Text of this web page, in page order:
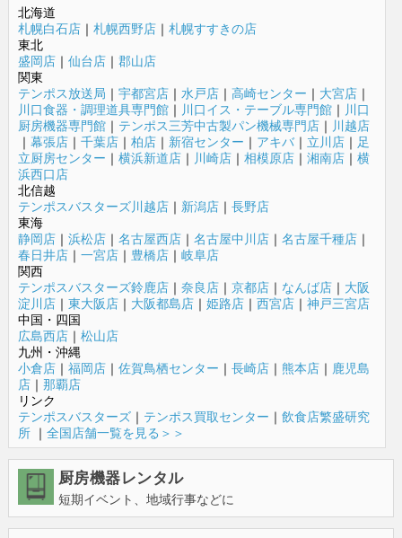
北海道
札幌白石店｜ 札幌西野店｜ 札幌すすきの店
東北
盛岡店｜ 仙台店｜ 郡山店
関東
テンポス放送局 ｜ 宇都宮店｜ 水戸店｜ 高崎センター ｜ 大宮店｜
川口食器・調理道具専門館｜ 川口イス・テーブル専門館｜ 川口
厨房機器専門館｜ テンポス三芳中古製パン機械専門店｜ 川越店
｜ 幕張店｜ 千葉店｜ 柏店｜ 新宿センター ｜ アキバ｜ 立川店｜ 足
立厨房センター ｜ 横浜新道店｜ 川崎店｜ 相模原店｜ 湘南店｜ 横
浜西口店
北信越
テンポスバスターズ川越店｜ 新潟店｜ 長野店
東海
静岡店｜ 浜松店｜ 名古屋西店｜ 名古屋中川店｜ 名古屋千種店｜
春日井店｜ 一宮店｜ 豊橋店｜ 岐阜店
関西
テンポスバスターズ鈴鹿店｜ 奈良店｜ 京都店｜ なんば店｜ 大阪
淀川店｜ 東大阪店｜ 大阪都島店｜ 姫路店｜ 西宮店｜ 神戸三宮店
中国・四国
広島西店｜ 松山店
九州・沖縄
小倉店｜ 福岡店｜ 佐賀鳥栖センター ｜ 長崎店｜ 熊本店｜ 鹿児島
店｜ 那覇店
リンク
テンポスバスターズ｜ テンポス買取センター ｜ 飲食店繁盛研究
所｜ 全国店舗一覧を見る＞＞
厨房機器レンタル
短期イベント、地域行事などに